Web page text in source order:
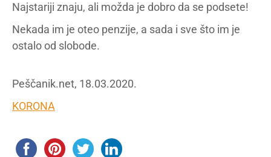
Najstariji znaju, ali možda je dobro da se podsete!
Nekada im je oteo penzije, a sada i sve što im je
ostalo od slobode.
Peščanik.net, 18.03.2020.
KORONA